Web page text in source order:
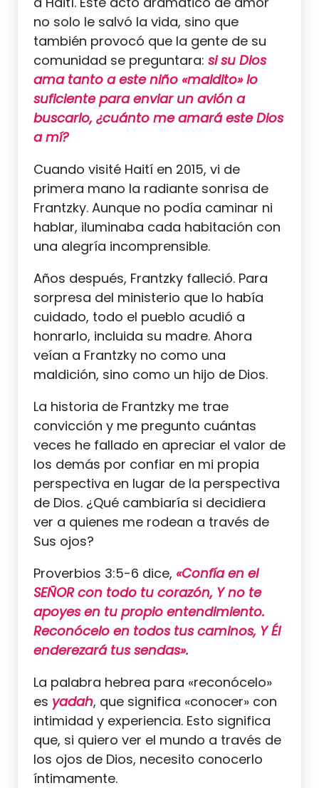
no solo le salvó la vida, sino que
también provocó que la gente de su
comunidad se preguntara: si su Dios
ama tanto a este niño «maldito» lo
suficiente para enviar un avión a
buscarlo, ¿cuánto me amará este Dios
a mí?
Cuando visité Haití en 2015, vi de
primera mano la radiante sonrisa de
Frantzky. Aunque no podía caminar ni
hablar, iluminaba cada habitación con
una alegría incomprensible.
Años después, Frantzky falleció. Para
sorpresa del ministerio que lo había
cuidado, todo el pueblo acudió a
honrarlo, incluida su madre. Ahora
veían a Frantzky no como una
maldición, sino como un hijo de Dios.
La historia de Frantzky me trae
convicción y me pregunto cuántas
veces he fallado en apreciar el valor de
los demás por confiar en mi propia
perspectiva en lugar de la perspectiva
de Dios. ¿Qué cambiaría si decidiera
ver a quienes me rodean a través de
Sus ojos?
Proverbios 3:5-6 dice, «Confía en el
SEÑOR con todo tu corazón, Y no te
apoyes en tu propio entendimiento.
Reconócelo en todos tus caminos, Y Él
enderezará tus sendas».
La palabra hebrea para «reconócelo»
es yadah, que significa «conocer» con
intimidad y experiencia. Esto significa
que, si quiero ver el mundo a través de
los ojos de Dios, necesito conocerlo
íntimamente.